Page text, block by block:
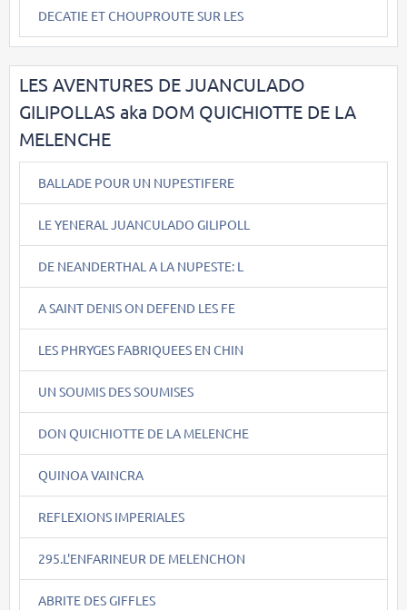
DECATIE ET CHOUPROUTE SUR LES
LES AVENTURES DE JUANCULADO
GILIPOLLAS aka DOM QUICHIOTTE DE LA
MELENCHE
BALLADE POUR UN NUPESTIFERE
LE YENERAL JUANCULADO GILIPOLL
DE NEANDERTHAL A LA NUPESTE: L
A SAINT DENIS ON DEFEND LES FE
LES PHRYGES FABRIQUEES EN CHIN
UN SOUMIS DES SOUMISES
DON QUICHIOTTE DE LA MELENCHE
QUINOA VAINCRA
REFLEXIONS IMPERIALES
295.L'ENFARINEUR DE MELENCHON
ABRITE DES GIFFLES